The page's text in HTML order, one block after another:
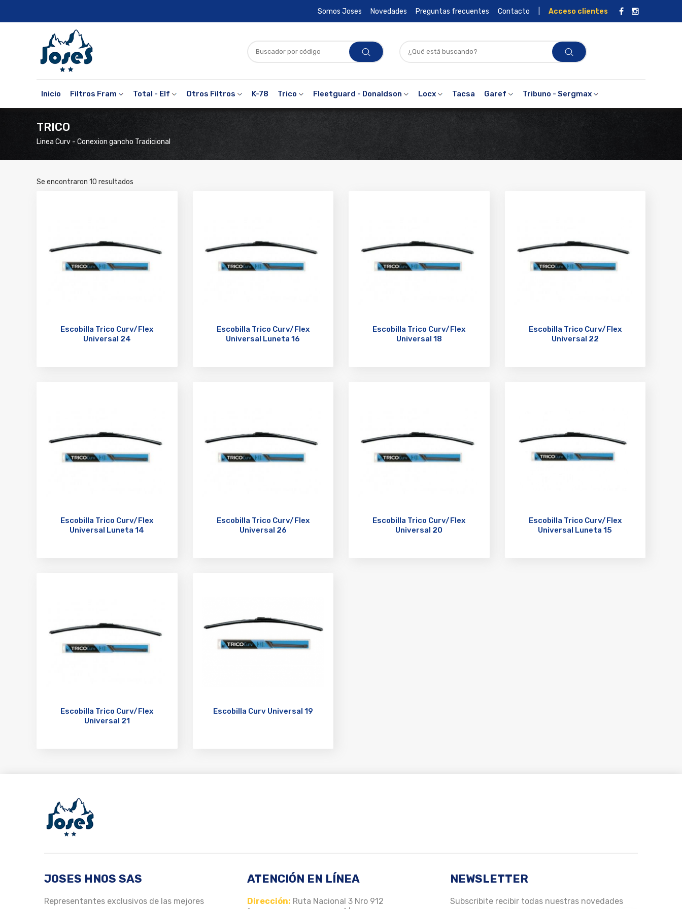
Somos Joses Novedades Preguntas frecuentes Contacto Acceso clientes
Inicio Filtros Fram Total - Elf Otros Filtros K-78 Trico Fleetguard - Donaldson Locx Tacsa Garef Tribuno - Sergmax
TRICO
Linea Curv - Conexion gancho Tradicional
Se encontraron 10 resultados
Escobilla Trico Curv/Flex
Universal 24
Escobilla Trico Curv/Flex
Universal Luneta 16
Escobilla Trico Curv/Flex
Universal 18
Escobilla Trico Curv/Flex
Universal 22
Escobilla Trico Curv/Flex
Universal Luneta 14
Escobilla Trico Curv/Flex
Universal 26
Escobilla Trico Curv/Flex
Universal 20
Escobilla Trico Curv/Flex
Universal Luneta 15
Escobilla Trico Curv/Flex
Universal 21
Escobilla Curv Universal 19
JOSES HNOS SAS
Representantes exclusivos de las mejores
ATENCIÓN EN LÍNEA
Dirección: Ruta Nacional 3 Nro 912
NEWSLETTER
Subscribite recibir todas nuestras novedades